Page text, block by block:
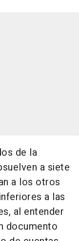
de la
a siete
a los otros
a las
al entender
documento